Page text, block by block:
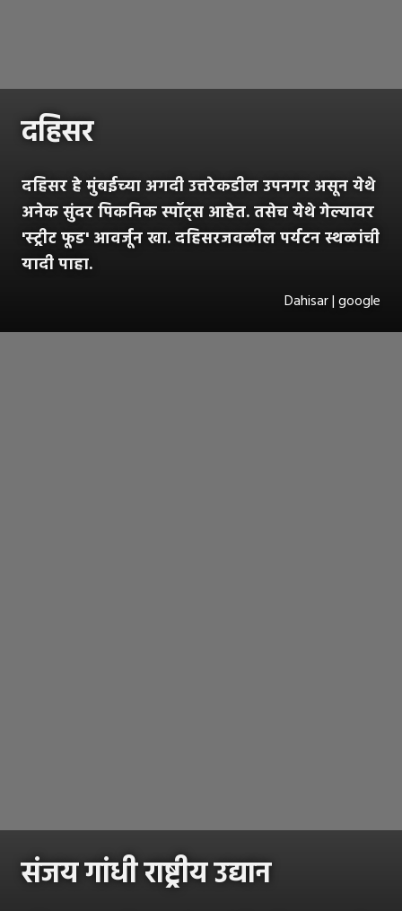
दहिसर
दहिसर हे मुंबईच्या अगदी उत्तरेकडील उपनगर असून येथे
अनेक सुंदर पिकनिक स्पॉट्स आहेत. तसेच येथे गेल्यावर
'स्ट्रीट फूड' आवर्जून खा. दहिसरजवळील पर्यटन स्थळांची
यादी पाहा.
Dahisar | google
संजय गांधी राष्ट्रीय उद्यान